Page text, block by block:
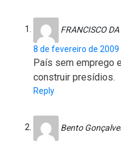
FRANCISCO DA
8 de fevereiro de 2009
País sem emprego
construir presídios.
Reply
Bento